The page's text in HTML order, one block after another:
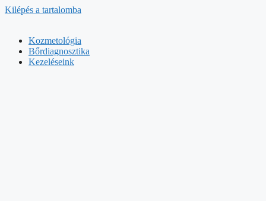
Kilépés a tartalomba
Kozmetológia
Bőrdiagnosztika
Kezeléseink